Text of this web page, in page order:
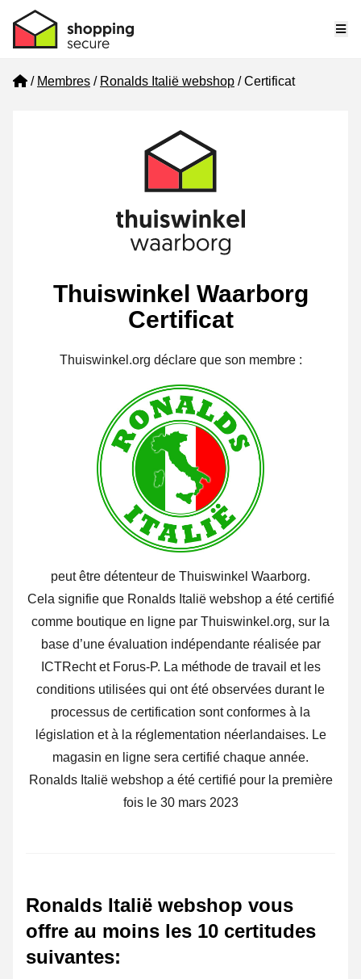
Home
Membres Ronalds Italië webshop Certificat
Thuiswinkel Waarborg
Certificat
Thuiswinkel.org déclare que son membre :
peut être détenteur de Thuiswinkel Waarborg.
Cela signifie que Ronalds Italië webshop a été certifié
comme boutique en ligne par Thuiswinkel.org, sur la
base d’une évaluation indépendante réalisée par
ICTRecht et Forus-P. La méthode de travail et les
conditions utilisées qui ont été observées durant le
processus de certification sont conformes à la
législation et à la réglementation néerlandaises. Le
magasin en ligne sera certifié chaque année.
Ronalds Italië webshop a été certifié pour la première
fois le 30 mars 2023
Ronalds Italië webshop vous
offre au moins les 10 certitudes
suivantes: